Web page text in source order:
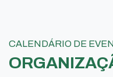
CALENDÁRIO DE